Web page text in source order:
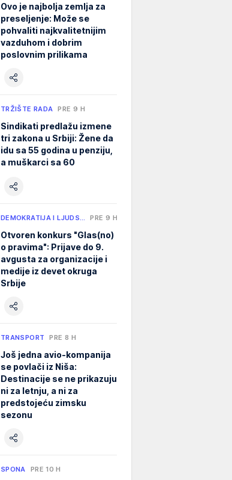
Ovo je najbolja zemlja za
preseljenje: Može se
pohvaliti najkvalitetnijim
vazduhom i dobrim
poslovnim prilikama
TRŽIŠTE RADA PRE 9 H
Sindikati predlažu izmene
tri zakona u Srbiji: Žene da
idu sa 55 godina u penziju,
a muškarci sa 60
DEMOKRATIJA I LJUDS… PRE 9 H
Otvoren konkurs "Glas(no)
o pravima": Prijave do 9.
avgusta za organizacije i
medije iz devet okruga
Srbije
TRANSPORT PRE 8 H
Još jedna avio-kompanija
se povlači iz Niša:
Destinacije se ne prikazuju
ni za letnju, a ni za
predstojeću zimsku
sezonu
SPONA PRE 10 H